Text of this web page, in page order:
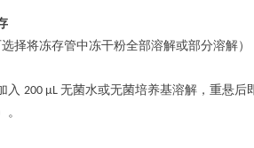
择将冻存管中冻干粉全部溶解或部分溶解）
入 200 μL 无菌水或无菌培养基溶解，重悬后